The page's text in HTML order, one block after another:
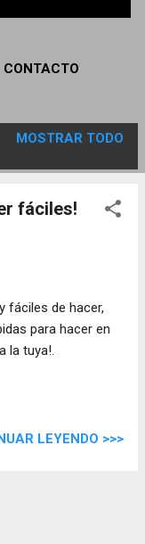
CONTACTO
MOSTRAR TODO
fáciles!
fáciles de hacer,
para hacer en
la tuya!.
LEYENDO >>>